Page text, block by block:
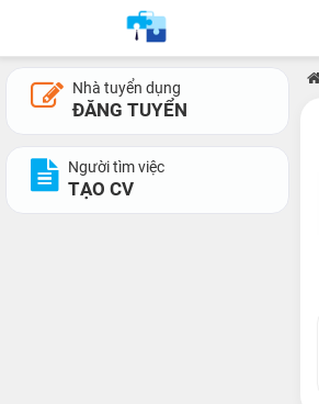
Nhà tuyển dụng
ĐĂNG TUYỂN
Người tìm việc
TẠO CV